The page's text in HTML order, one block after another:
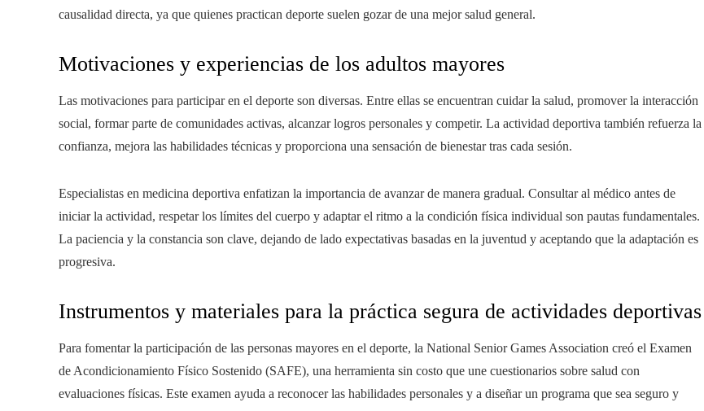
causalidad directa, ya que quienes practican deporte suelen gozar de una mejor salud general.
Motivaciones y experiencias de los adultos mayores
Las motivaciones para participar en el deporte son diversas. Entre ellas se encuentran cuidar la salud, promover la interacción
social, formar parte de comunidades activas, alcanzar logros personales y competir. La actividad deportiva también refuerza la
confianza, mejora las habilidades técnicas y proporciona una sensación de bienestar tras cada sesión.
Especialistas en medicina deportiva enfatizan la importancia de avanzar de manera gradual. Consultar al médico antes de
iniciar la actividad, respetar los límites del cuerpo y adaptar el ritmo a la condición física individual son pautas fundamentales.
La paciencia y la constancia son clave, dejando de lado expectativas basadas en la juventud y aceptando que la adaptación es
progresiva.
Instrumentos y materiales para la práctica segura de actividades deportivas
Para fomentar la participación de las personas mayores en el deporte, la National Senior Games Association creó el Examen
de Acondicionamiento Físico Sostenido (SAFE), una herramienta sin costo que une cuestionarios sobre salud con
evaluaciones físicas. Este examen ayuda a reconocer las habilidades personales y a diseñar un programa que sea seguro y